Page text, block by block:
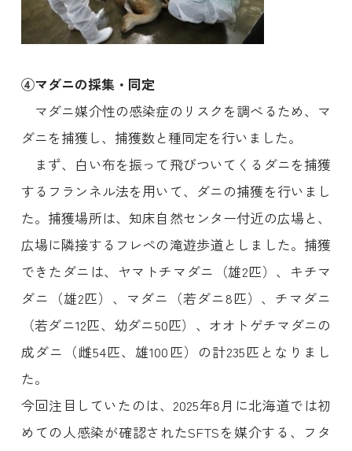
④マダニの採集・同定
マダニ媒介性の感染症のリスクを調べるため、マ
ダニを捕獲し、捕獲数と種同定を行いました。
まず、白い布を振って飛びついてくるダニを捕獲
するフランネル法を用いて、ダニの捕獲を行いまし
た。捕獲場所は、知床自然センター付近の広場と、
広場に隣接するフレペの滝遊歩道としました。捕獲
できたダニは、ヤマトチマダニ（雄2匹）、キチマ
ダニ（雄2匹）、マダニ（若ダニ8匹）、チマダニ
（若ダニ12匹、幼ダニ50匹）、オオトゲチマダニの
成ダニ（雌54匹、雄100匹）の計235匹となりまし
た。
今回注目していたのは、2025年8月に北海道では初
めての人感染が確認されたSFTSを媒介する、フタ